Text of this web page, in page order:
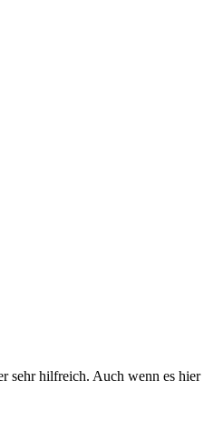
sehr hilfreich. Auch wenn es